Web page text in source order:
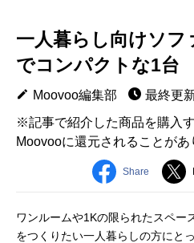
一人暮らし向けソフ
でコンパクトな1台
Moovoo編集部
最終更
※記事で紹介した商品を購入
Moovooに還元されることがあ
Share
ワンルームや1Kの限られたスペー
をつくりたい一人暮らしの方にと